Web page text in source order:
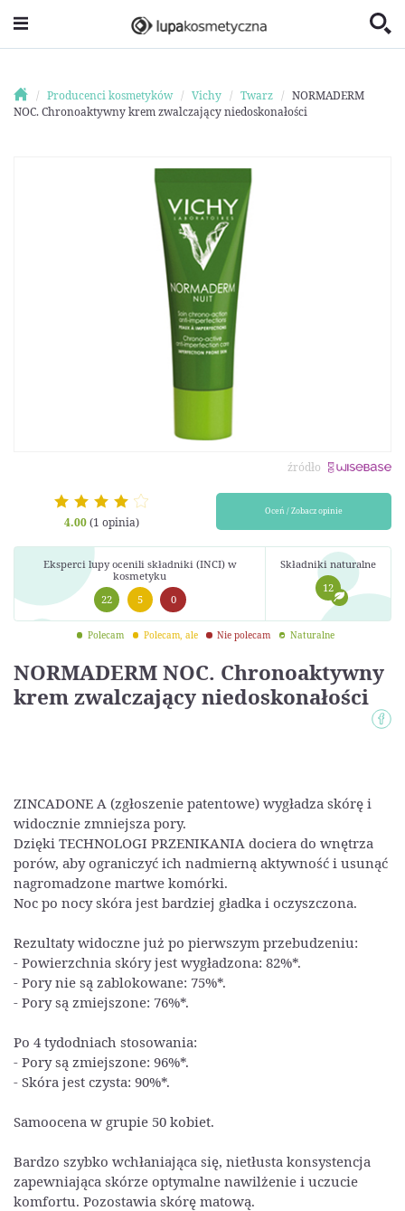
Producenci kosmetyków Vichy Twarz
NORMADERM
NOC. Chronoaktywny krem zwalczający niedoskonałości
NORMADERM NOC. Chronoaktywny
krem zwalczający niedoskonałości
źródło
4.00(1 opinia)
Oceń / Zobacz opinie
Eksperci lupy ocenili składniki (INCI) w
kosmetyku
22
5 0
Składniki naturalne
12
Polecam Polecam, ale Nie polecam Naturalne
ZINCADONE A (zgłoszenie patentowe) wygładza skórę i
widocznie zmniejsza pory.
Dzięki TECHNOLOGI PRZENIKANIA dociera do wnętrza
porów, aby ograniczyć ich nadmierną aktywność i usunąć
nagromadzone martwe komórki.
Noc po nocy skóra jest bardziej gładka i oczyszczona.
Rezultaty widoczne już po pierwszym przebudzeniu:
- Powierzchnia skóry jest wygładzona: 82%*.
- Pory nie są zablokowane: 75%*.
- Pory są zmiejszone: 76%*.
Po 4 tydodniach stosowania:
- Pory są zmiejszone: 96%*.
- Skóra jest czysta: 90%*.
Samoocena w grupie 50 kobiet.
Bardzo szybko wchłaniająca się, nietłusta konsystencja
zapewniająca skórze optymalne nawilżenie i uczucie
komfortu. Pozostawia skórę matową.